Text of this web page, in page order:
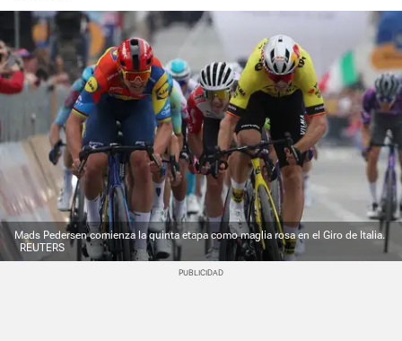
Mads Pedersen comienza la quinta etapa como maglia rosa en el Giro de Italia.
REUTERS